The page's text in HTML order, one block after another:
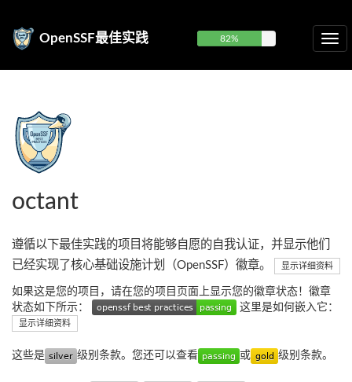
OpenSSF最佳实践 82%
octant
遵循以下最佳实践的项目将能够自愿的自我认证，并显示他们
已经实现了核心基础设施计划（OpenSSF）徽章。
显示详细资料
如果这是您的项目，请在您的项目页面上显示您的徽章状态！徽章
状态如下所示：
这里是如何嵌入它：
显示详细资料
这些是 级别条款。您还可以查看 或 级别条款。